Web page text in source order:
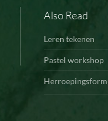
Also Read
Leren tekenen
Pastel workshop